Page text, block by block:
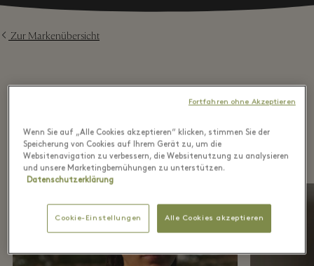
Zur Markenübersicht
Highlights aus der Boutique
Wenn Sie auf „Alle Cookies akzeptieren“ klicken, stimmen Sie der
Speicherung von Cookies auf Ihrem Gerät zu, um die
Websitenavigation zu verbessern, die Websitenutzung zu analysieren
und unsere Marketingbemühungen zu unterstützen.
Datenschutzerklärung
Cookie-Einstellungen Alle Cookies akzeptieren
Fortfahren ohne Akzeptieren